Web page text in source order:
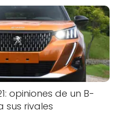
opiniones de un B-
sus rivales